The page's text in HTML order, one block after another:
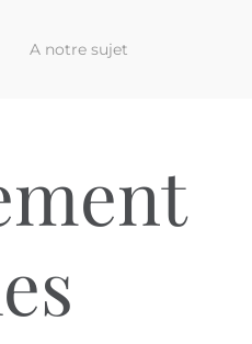
A notre sujet